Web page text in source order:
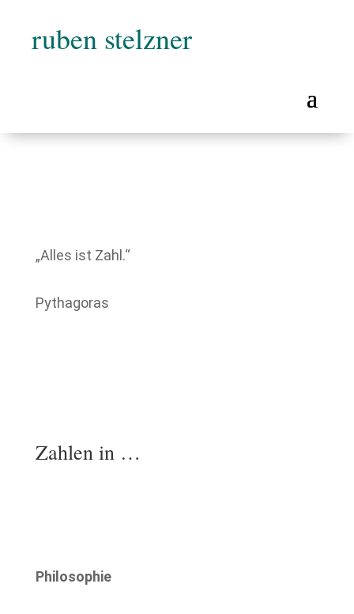
ruben stelzner
„Alles ist Zahl.“
Pythagoras
Zahlen in …
Philosophie